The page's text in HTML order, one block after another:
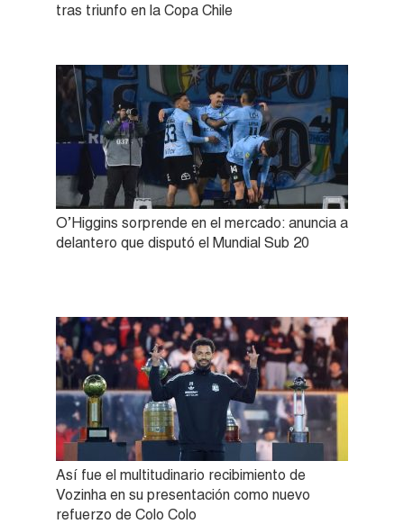
tras triunfo en la Copa Chile
O’Higgins sorprende en el mercado: anuncia a
delantero que disputó el Mundial Sub 20
Así fue el multitudinario recibimiento de
Vozinha en su presentación como nuevo
refuerzo de Colo Colo